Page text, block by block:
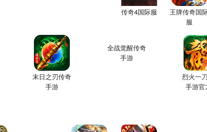
传奇4国际服
王牌传奇国
服
末日之刃传奇
手游
全战觉醒传奇
手游
烈火一
手游官